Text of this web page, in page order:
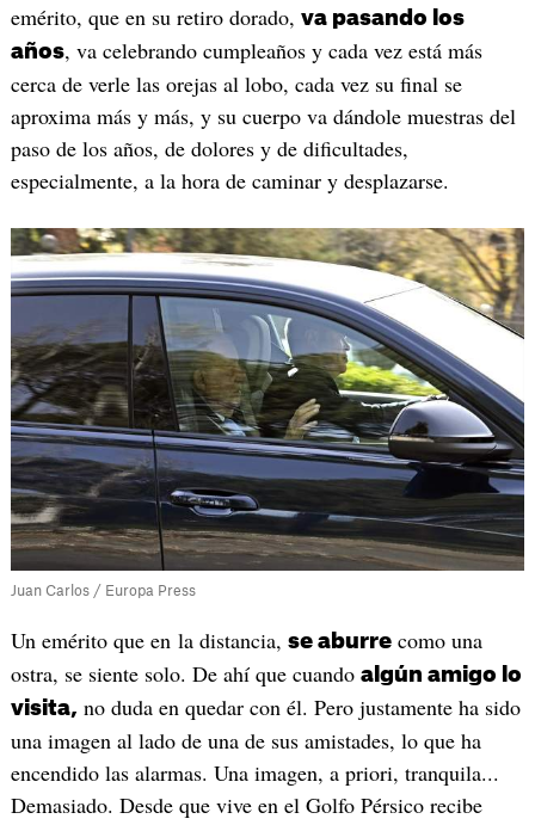
emérito, que en su retiro dorado, va pasando los
años, va celebrando cumpleaños y cada vez está más
cerca de verle las orejas al lobo, cada vez su final se
aproxima más y más, y su cuerpo va dándole muestras del
paso de los años, de dolores y de dificultades,
especialmente, a la hora de caminar y desplazarse.
Juan Carlos / Europa Press
Un emérito que en la distancia, se aburrecomo una
ostra, se siente solo. De ahí que cuando algún amigo lo
visita, no duda en quedar con él. Pero justamente ha sido
una imagen al lado de una de sus amistades, lo que ha
encendido las alarmas. Una imagen, a priori, tranquila...
Demasiado. Desde que vive en el Golfo Pérsico recibe